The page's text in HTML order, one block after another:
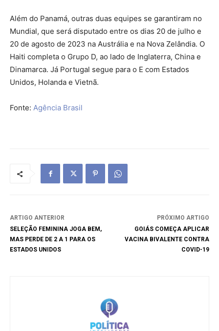
Além do Panamá, outras duas equipes se garantiram no
Mundial, que será disputado entre os dias 20 de julho e
20 de agosto de 2023 na Austrália e na Nova Zelândia. O
Haiti completa o Grupo D, ao lado de Inglaterra, China e
Dinamarca. Já Portugal segue para o E com Estados
Unidos, Holanda e Vietnã.
Fonte: Agência Brasil
ARTIGO ANTERIOR
SELEÇÃO FEMININA JOGA BEM,
MAS PERDE DE 2 A 1 PARA OS
ESTADOS UNIDOS
PRÓXIMO ARTIGO
GOIÁS COMEÇA APLICAR
VACINA BIVALENTE CONTRA
COVID-19